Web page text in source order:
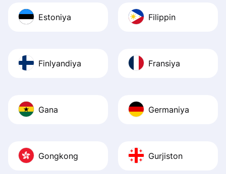
Estoniya Filippin
Finlyandiya Fransiya
Gana Germaniya
Gongkong Gurjiston